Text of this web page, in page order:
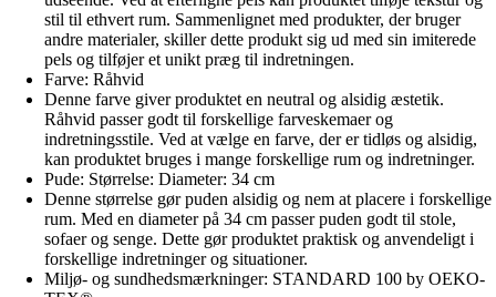
stil til ethvert rum. Sammenlignet med produkter, der bruger
andre materialer, skiller dette produkt sig ud med sin imiterede
pels og tilføjer et unikt præg til indretningen.
Farve: Råhvid
Denne farve giver produktet en neutral og alsidig æstetik.
Råhvid passer godt til forskellige farveskemaer og
indretningsstile. Ved at vælge en farve, der er tidløs og alsidig,
kan produktet bruges i mange forskellige rum og indretninger.
Pude: Størrelse: Diameter: 34 cm
Denne størrelse gør puden alsidig og nem at placere i forskellige
rum. Med en diameter på 34 cm passer puden godt til stole,
sofaer og senge. Dette gør produktet praktisk og anvendeligt i
forskellige indretninger og situationer.
Miljø- og sundhedsmærkninger: STANDARD 100 by OEKO-